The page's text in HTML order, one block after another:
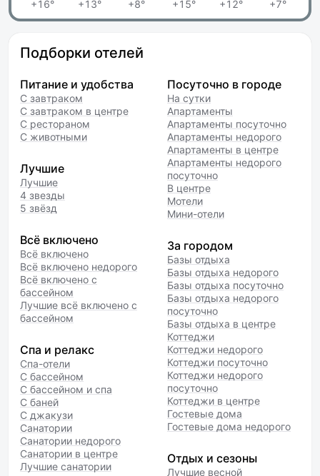
+16°
+13°
+8°
+15°
+12°
+7°
Подборки отелей
Питание и удобства
С завтраком
С завтраком в центре
С рестораном
С животными
Лучшие
Лучшие
4 звезды
5 звёзд
Всё включено
Всё включено
Всё включено недорого
Всё включено с
бассейном
Лучшие всё включено с
бассейном
Спа и релакс
Спа-отели
С бассейном
С бассейном и спа
С баней
С джакузи
Санатории
Санатории недорого
Санатории в центре
Лучшие санатории
Посуточно в городе
На сутки
Апартаменты
Апартаменты посуточно
Апартаменты недорого
Апартаменты в центре
Апартаменты недорого
посуточно
В центре
Мотели
Мини-отели
За городом
Базы отдыха
Базы отдыха недорого
Базы отдыха посуточно
Базы отдыха недорого
посуточно
Базы отдыха в центре
Коттеджи
Коттеджи недорого
Коттеджи посуточно
Коттеджи недорого
посуточно
Коттеджи в центре
Гостевые дома
Гостевые дома недорого
Отдых и сезоны
Лучшие весной